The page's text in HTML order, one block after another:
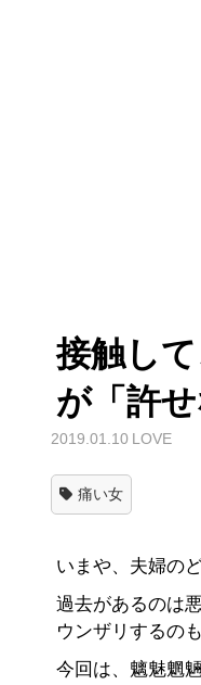
接触し
が「許
2019.01.10 LOVE
痛い女
いまや、夫婦の
過去があるのは
ウンザリするの
今回は、魑魅魍